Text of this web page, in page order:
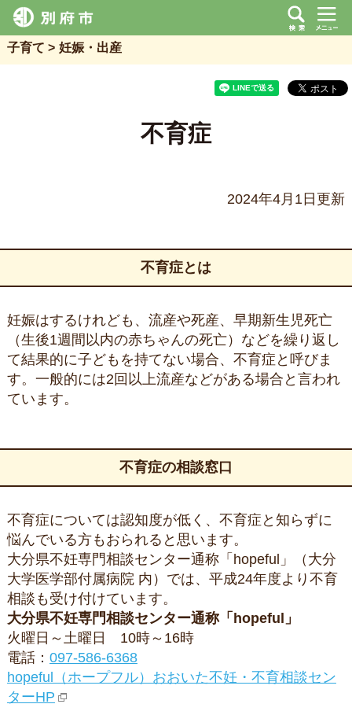
子育て 妊娠・出産
不育症
2024年4月1日更新
不育症とは
妊娠はするけれども、流産や死産、早期新生児死亡
（生後1週間以内の赤ちゃんの死亡）などを繰り返し
て結果的に子どもを持てない場合、不育症と呼びま
す。一般的には2回以上流産などがある場合と言われ
ています。
不育症の相談窓口
不育症については認知度が低く、不育症と知らずに
悩んでいる方もおられると思います。
大分県不妊専門相談センター通称「hopeful」（大分
大学医学部付属病院 内）では、平成24年度より不育
相談も受け付けています。
大分県不妊専門相談センター通称「hopeful」
火曜日～土曜日 10時～16時
電話： 097-586-6368
hopeful（ホープフル）おおいた不妊・不育相談セン
ターHP